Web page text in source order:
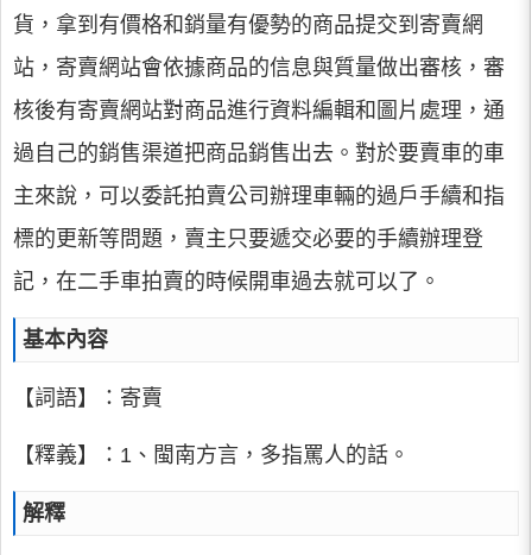
貨，拿到有價格和銷量有優勢的商品提交到寄賣網
站，寄賣網站會依據商品的信息與質量做出審核，審
核後有寄賣網站對商品進行資料編輯和圖片處理，通
過自己的銷售渠道把商品銷售出去。對於要賣車的車
主來說，可以委託拍賣公司辦理車輛的過戶手續和指
標的更新等問題，賣主只要遞交必要的手續辦理登
記，在二手車拍賣的時候開車過去就可以了。
基本內容
【詞語】：寄賣
【釋義】：1、閩南方言，多指罵人的話。
解釋